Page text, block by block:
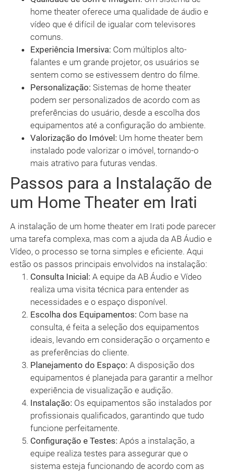
home theater oferece uma qualidade de áudio e
vídeo que é difícil de igualar com televisores
comuns.
Experiência Imersiva: Com múltiplos alto-
falantes e um grande projetor, os usuários se
sentem como se estivessem dentro do filme.
Personalização: Sistemas de home theater
podem ser personalizados de acordo com as
preferências do usuário, desde a escolha dos
equipamentos até a configuração do ambiente.
Valorização do Imóvel: Um home theater bem
instalado pode valorizar o imóvel, tornando-o
mais atrativo para futuras vendas.
Passos para a Instalação de
um Home Theater em Irati
A instalação de um home theater em Irati pode parecer
uma tarefa complexa, mas com a ajuda da AB Áudio e
Vídeo, o processo se torna simples e eficiente. Aqui
estão os passos principais envolvidos na instalação:
Consulta Inicial: A equipe da AB Áudio e Vídeo
realiza uma visita técnica para entender as
necessidades e o espaço disponível.
Escolha dos Equipamentos: Com base na
consulta, é feita a seleção dos equipamentos
ideais, levando em consideração o orçamento e
as preferências do cliente.
Planejamento do Espaço: A disposição dos
equipamentos é planejada para garantir a melhor
experiência de visualização e audição.
Instalação: Os equipamentos são instalados por
profissionais qualificados, garantindo que tudo
funcione perfeitamente.
Configuração e Testes: Após a instalação, a
equipe realiza testes para assegurar que o
sistema esteja funcionando de acordo com as